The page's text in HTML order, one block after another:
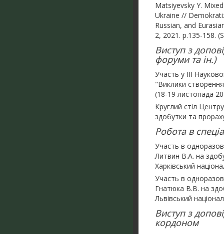
Matsiyevsky Y.
Ukraine //
Russian, and
2, 2021. p.135-158.
Виступ з
форуми та ін.)
Участь у ІІІ
"Виклики
(18-19 листопада
Круглий стіл
здобутки та
Робота в
Участь в
Литвин В.А. на
Харківський
Участь в
Гнатюка В.В. на
Львівський
Виступ з
кордоном